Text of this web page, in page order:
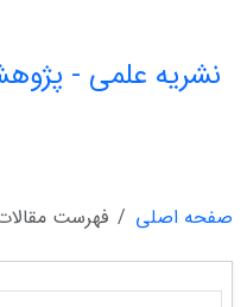
نشریه علمی -
صفحه اصلی
فهرست